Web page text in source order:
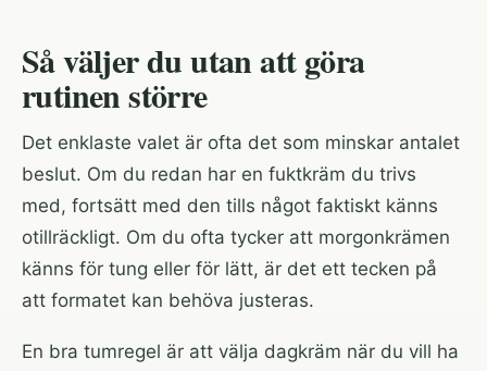
Så väljer du utan att göra
rutinen större
Det enklaste valet är ofta det som minskar antalet
beslut. Om du redan har en fuktkräm du trivs
med, fortsätt med den tills något faktiskt känns
otillräckligt. Om du ofta tycker att morgonkrämen
känns för tung eller för lätt, är det ett tecken på
att formatet kan behöva justeras.
En bra tumregel är att välja dagkräm när du vill ha